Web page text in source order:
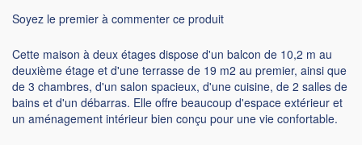
Soyez le premier à commenter ce produit
Cette maison à deux étages dispose d'un balcon de 10,2 m au
deuxième étage et d'une terrasse de 19 m2 au premier, ainsi que
de 3 chambres, d'un salon spacieux, d'une cuisine, de 2 salles de
bains et d'un débarras. Elle offre beaucoup d'espace extérieur et
un aménagement intérieur bien conçu pour une vie confortable.